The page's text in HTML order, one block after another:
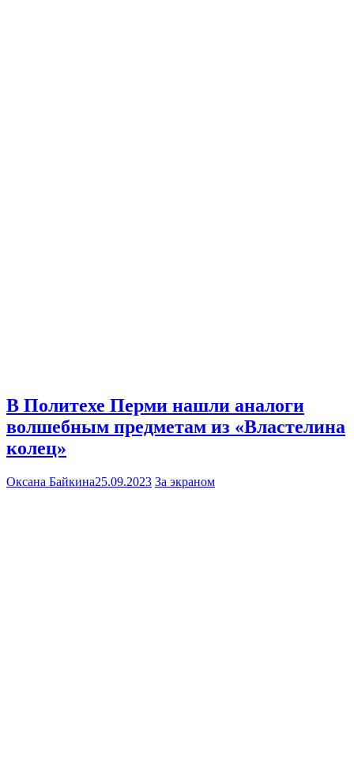
В Политехе Перми нашли аналоги
волшебным предметам из «Властелина
колец»
Оксана Байкина25.09.2023 За экраном